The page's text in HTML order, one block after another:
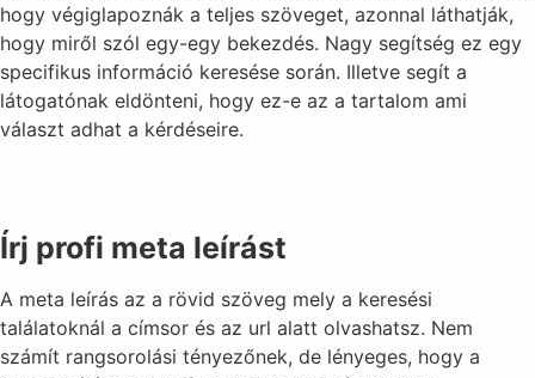
hogy végiglapoznák a teljes szöveget, azonnal láthatják,
hogy miről szól egy-egy bekezdés. Nagy segítség ez egy
specifikus információ keresése során. Illetve segít a
látogatónak eldönteni, hogy ez-e az a tartalom ami
választ adhat a kérdéseire.
Írj profi meta leírást
A meta leírás az a rövid szöveg mely a keresési
találatoknál a címsor és az url alatt olvashatsz. Nem
számít rangsorolási tényezőnek, de lényeges, hogy a